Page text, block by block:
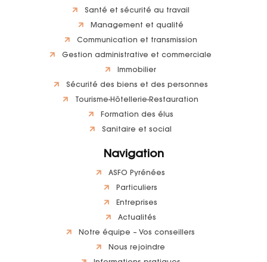
Santé et sécurité au travail
Management et qualité
Communication et transmission
Gestion administrative et commerciale
Immobilier
Sécurité des biens et des personnes
Tourisme-Hôtellerie-Restauration
Formation des élus
Sanitaire et social
Navigation
ASFO Pyrénées
Particuliers
Entreprises
Actualités
Notre équipe – Vos conseillers
Nous rejoindre